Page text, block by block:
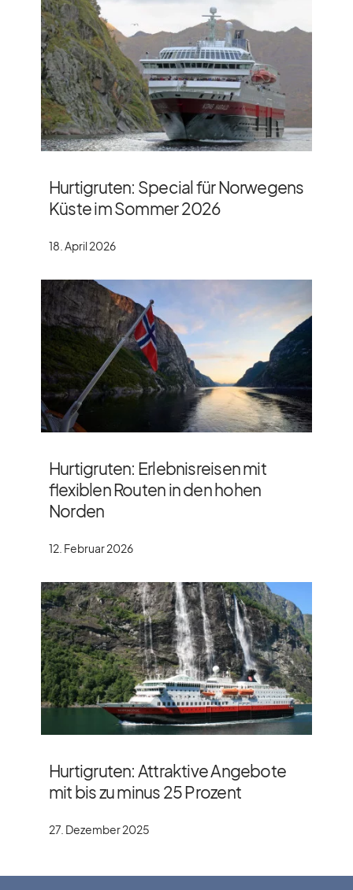
Hurtigruten: Special für Norwegens
Küste im Sommer 2026
18. April 2026
Hurtigruten: Erlebnisreisen mit
flexiblen Routen in den hohen
Norden
12. Februar 2026
Hurtigruten: Attraktive Angebote
mit bis zu minus 25 Prozent
27. Dezember 2025